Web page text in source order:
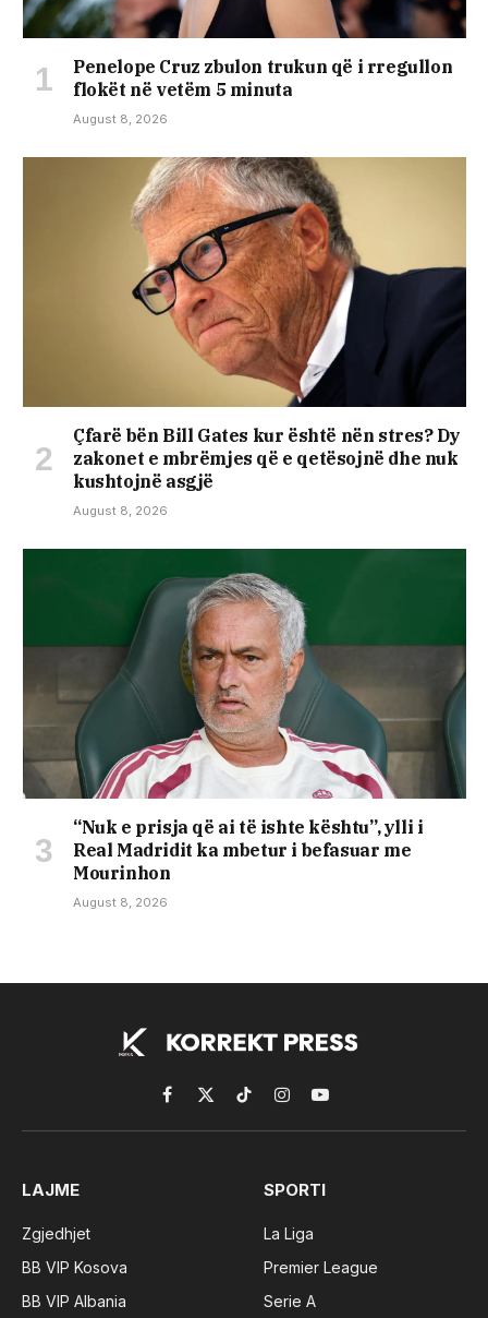
Penelope Cruz zbulon trukun që i rregullon
flokët në vetëm 5 minuta
August 8, 2026
Çfarë bën Bill Gates kur është nën stres? Dy
zakonet e mbrëmjes që e qetësojnë dhe nuk
kushtojnë asgjë
August 8, 2026
“Nuk e prisja që ai të ishte kështu”, ylli i
Real Madridit ka mbetur i befasuar me
Mourinhon
August 8, 2026
Facebook
X
(Twitter)
TikTokInstagramYouTube
LAJME
Zgjedhjet
BB VIP Kosova
BB VIP Albania
SPORTI
La Liga
Premier League
Serie A